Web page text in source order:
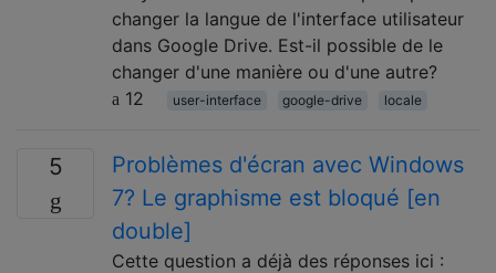
changer la langue de l'interface utilisateur
dans Google Drive. Est-il possible de le
changer d'une manière ou d'une autre?
12
user-interface google-drive locale
5
Problèmes d'écran avec Windows
7? Le graphisme est bloqué [en
double]
Cette question a déjà des réponses ici :